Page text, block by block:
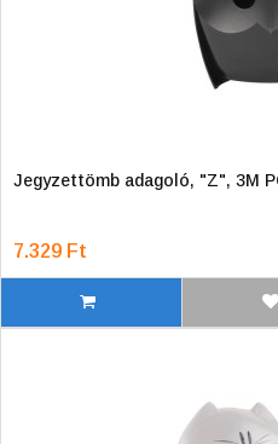
Jegyzettömb adagoló, "Z", 3M
7.329 Ft